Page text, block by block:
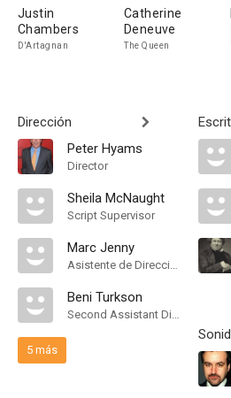
Justin
Chambers
D'Artagnan
Catherine
Deneuve
The Queen
Dirección
Peter Hyams
Director
Sheila McNaught
Script Supervisor
Marc Jenny
Asistente de Dirección
Beni Turkson
Second Assistant Director
5 más